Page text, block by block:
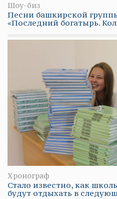
Шоу-биз
Песни башкирской
«Последний богатырь.
Хронограф
Стало известно, как
будут отдыхать в